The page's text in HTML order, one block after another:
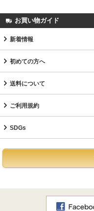
お買い物ガイド
新着情報
初めての方へ
送料について
ご利用規約
SDGs